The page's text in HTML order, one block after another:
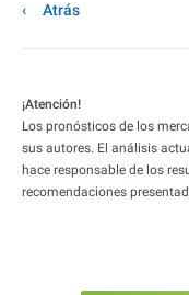
Atrás
¡Atención!
Los pronósticos de los
sus autores. El análisis
hace responsable de los
recomendaciones